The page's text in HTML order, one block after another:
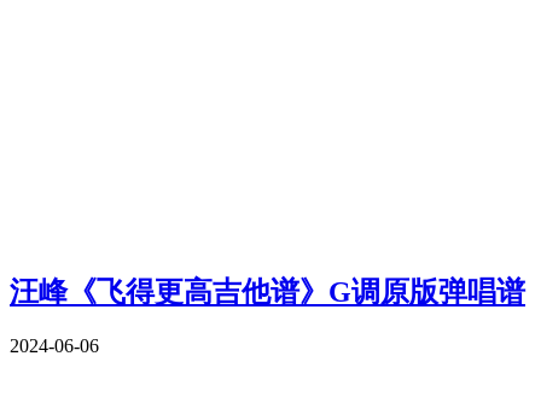
汪峰《飞得更高吉他谱》G调原版弹唱谱
2024-06-06